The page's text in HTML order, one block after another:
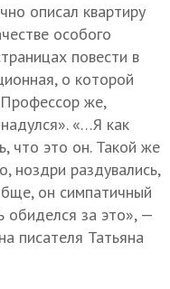
описал квартиру
особого
повести в
о которой
же,
«…Я как
что это он. Такой же
ноздри раздувались,
он симпатичный
обиделся за это», —
писателя Татьяна